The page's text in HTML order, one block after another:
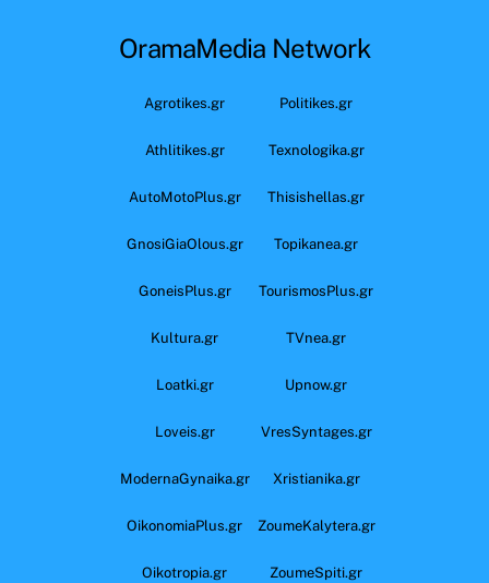
OramaMedia Network
Agrotikes.gr Politikes.gr
Athlitikes.gr Texnologika.gr
AutoMotoPlus.gr Thisishellas.gr
GnosiGiaOlous.gr Topikanea.gr
GoneisPlus.gr TourismosPlus.gr
Kultura.gr TVnea.gr
Loatki.gr Upnow.gr
Loveis.gr VresSyntages.gr
ModernaGynaika.gr Xristianika.gr
OikonomiaPlus.gr ZoumeKalytera.gr
Oikotropia.gr ZoumeSpiti.gr